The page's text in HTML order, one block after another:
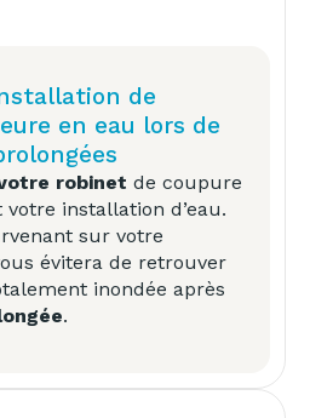
de
en eau lors de
robinet de coupure
installation d’eau.
sur votre
évitera de retrouver
inondée après
.